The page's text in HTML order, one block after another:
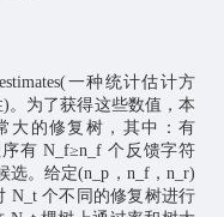
一种统计估计方
。为了获得这些数值，本
大的修复树，其中：有
有 N_f≥n_f 个反馈字符
选。给定(n_p，n_f，n_r)
N_t 个不同的修复树进行